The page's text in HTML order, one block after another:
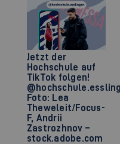
Jetzt der
Hochschule auf
TikTok folgen!
Foto: Lea
Theweleit/Focus-
F, Andrii
Zastrozhnov –
stock.adobe.com